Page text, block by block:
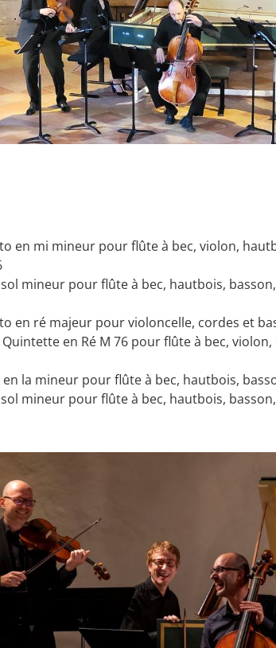
en mi mineur pour flûte à bec, violon,
mineur pour flûte à bec, hautbois,
en ré majeur pour violoncelle, cordes et
Quintette en Ré M 76 pour flûte à bec,
en la mineur pour flûte à bec, hautbois,
mineur pour flûte à bec, hautbois,